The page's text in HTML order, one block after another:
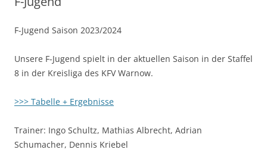
F-Jugend Saison 2023/2024
Unsere F-Jugend spielt in der aktuellen Saison in der Staffel
8 in der Kreisliga des KFV Warnow.
>>> Tabelle + Ergebnisse
Trainer: Ingo Schultz, Mathias Albrecht, Adrian
Schumacher, Dennis Kriebel